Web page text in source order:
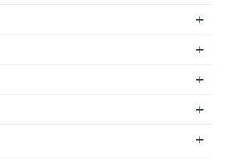
+
+
+
+
+